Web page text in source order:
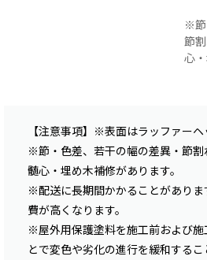
※節
節
心
【注意事項】※表面はラッファーヘ
※節・色差、若干の幅の差異・節割
髄心・埋め木補修があります。
※配送に長期間かかることがあり
費が高くなります。
※屋外用保護塗料を施工前および施
とで変色や劣化の進行を緩和するこ